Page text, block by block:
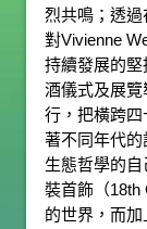
烈共鳴；透
對Vivienne
持續發展的
酒儀式及展覽
行，把橫跨
著不同年代
生態哲學的
裝首飾（
的世界，而